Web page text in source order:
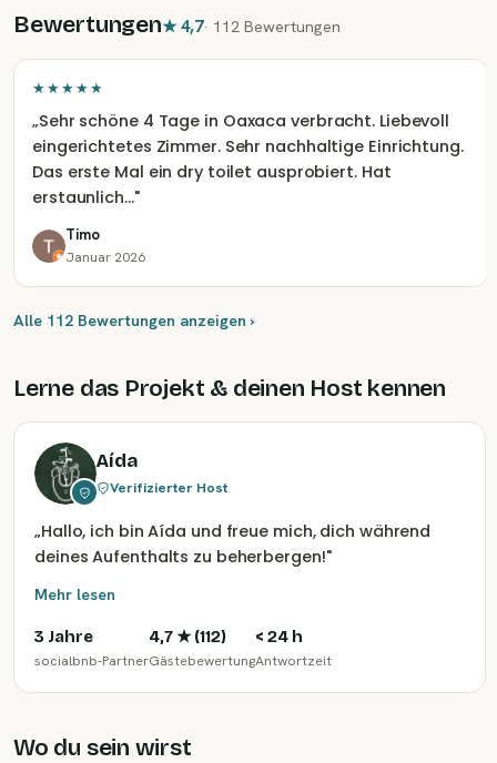
Bewertungen★4,7· 112 Bewertungen
★★★★★
„Sehr schöne 4 Tage in Oaxaca verbracht. Liebevoll
eingerichtetes Zimmer. Sehr nachhaltige Einrichtung.
Das erste Mal ein dry toilet ausprobiert. Hat
erstaunlich…"
Timo
Januar 2026
Alle 112 Bewertungen anzeigen ›
Lerne das Projekt & deinen Host kennen
Aída
Verifizierter Host
„Hallo, ich bin Aída und freue mich, dich während
deines Aufenthalts zu beherbergen!"
Mehr lesen
3 Jahre
socialbnb-Partner
4,7★ (112)
Gästebewertung
< 24 h
Antwortzeit
Wo du sein wirst